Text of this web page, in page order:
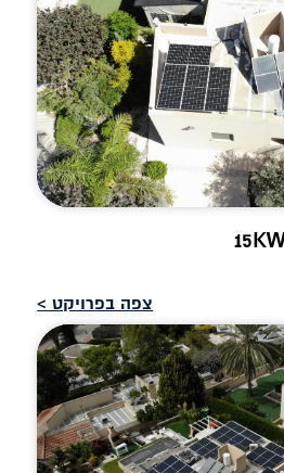
צפה בפרויקט >